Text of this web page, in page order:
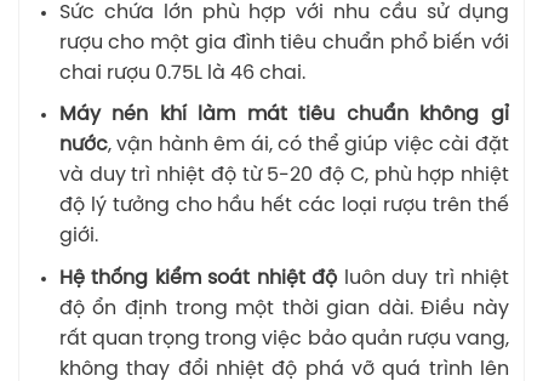
Sức chứa lớn phù hợp với nhu cầu sử dụng
rượu cho một gia đình tiêu chuẩn phổ biến với
chai rượu 0.75L là 46 chai.
Máy nén khí làm mát tiêu chuẩn không gỉ
nước, vận hành êm ái, có thể giúp việc cài đặt
và duy trì nhiệt độ từ 5-20 độ C, phù hợp nhiệt
độ lý tưởng cho hầu hết các loại rượu trên thế
giới.
Hệ thống kiểm soát nhiệt độluôn duy trì nhiệt
độ ổn định trong một thời gian dài. Điều này
rất quan trọng trong việc bảo quản rượu vang,
không thay đổi nhiệt độ phá vỡ quá trình lên